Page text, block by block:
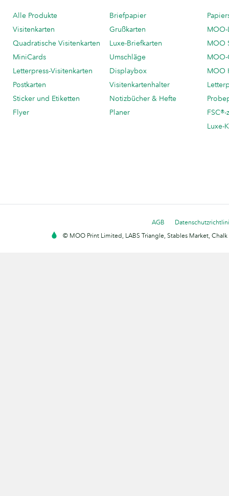
Alle Produkte
Visitenkarten
Quadratische Visitenkarten
MiniCards
Letterpress-Visitenkarten
Postkarten
Sticker und Etiketten
Flyer
Briefpapier
Grußkarten
Luxe-Briefkarten
Umschläge
Displaybox
Visitenkartenhalter
Notizbücher & Hefte
Planer
MOO-
MOO
MOO
Luxe-
AGB
© MOO Print Limited, LABS Triangle, Stables Market,